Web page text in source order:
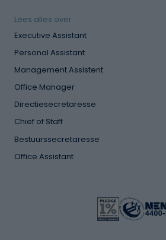
Lees alles over
Executive Assistant
Personal Assistant
Management Assistent
Office Manager
Directiesecretaresse
Chief of Staff
Bestuurssecretaresse
Office Assistant